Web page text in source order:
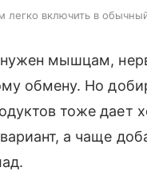
легко включить в
мышцам,
обмену. Но
тоже дает
а чаще